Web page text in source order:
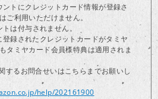
トにクレジットカード情報が登録さ
ご利用いただけません。
は付与されません。
録されたクレジットカードがタミヤ
タミヤカード会員様特典は適用されま
するお問合せいはこちらまでお願いし
help/202161900